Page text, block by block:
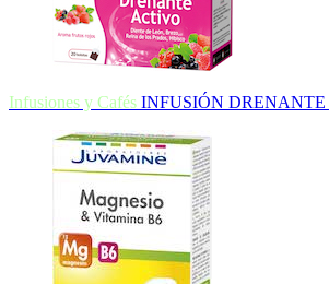
Infusiones y Cafés INFUSIÓN